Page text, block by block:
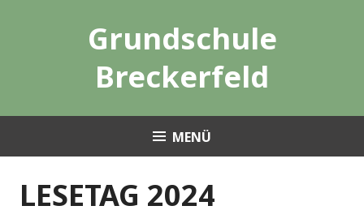
Grundschule
Breckerfeld
MENÜ
LESETAG 2024